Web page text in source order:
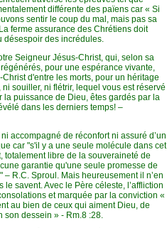
différente des païens car « Si
sentir le coup du mal, mais pas sa
ferme assurance des Chrétiens doit
désespoir des incrédules.
Seigneur Jésus-Christ, qui, selon sa
pour une espérance vivante,
d'entre les morts, pour un héritage
souiller, ni flétrir, lequel vous est réservé
la puissance de Dieu, êtes gardés par la
dans les derniers temps! –
accompagné de réconfort ni assuré d’un
car "s'il y a une seule molécule dans cet
totalement libre de la souveraineté de
garantie qu'une seule promesse de
– R.C. Sproul. Mais heureusement il n’en
le savent. Avec le Père céleste, l’affliction
et marquée par la conviction «
au bien de ceux qui aiment Dieu, de
son dessein » - Rm.8 :28.